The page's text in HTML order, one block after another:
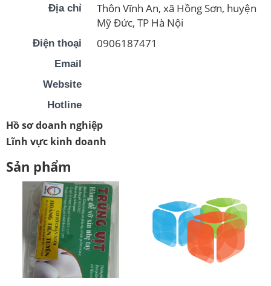
Địa chỉ
Thôn Vĩnh An, xã Hồng Sơn, huyện
Mỹ Đức, TP Hà Nội
Điện thoại 0906187471
Email
Website
Hotline
Hồ sơ doanh nghiệp
Lĩnh vực kinh doanh
Sản phẩm